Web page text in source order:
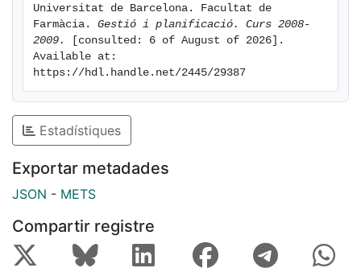
Universitat de Barcelona. Facultat de
Farmàcia. Gestió i planificació. Curs 2008-
2009.
[consulted: 6 of August of 2026].
Available at:
https://hdl.handle.net/2445/29387
Estadístiques
Exportar metadades
JSON - METS
Compartir registre